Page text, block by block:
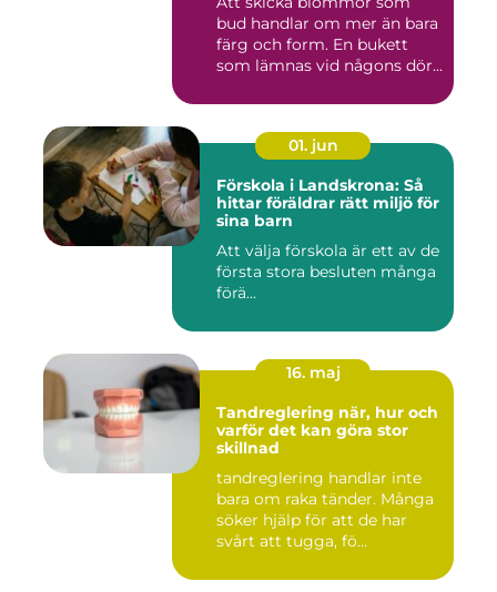
bud handlar om mer än bara
färg och form. En bukett
som lämnas vid någons dör...
01. jun
Förskola i Landskrona: Så
hittar föräldrar rätt miljö för
sina barn
Att välja förskola är ett av de
första stora besluten många
förä...
16. maj
Tandreglering när, hur och
varför det kan göra stor
skillnad
tandreglering handlar inte
bara om raka tänder. Många
söker hjälp för att de har
svårt att tugga, fö...